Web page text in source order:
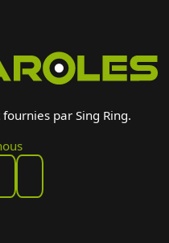
par Sing Ring.